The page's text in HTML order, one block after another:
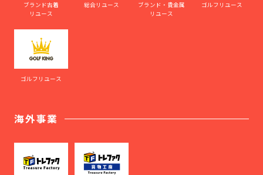
ブランド古着
リユース
総合リユース
ブランド・貴金属
リユース
ゴルフリユース
ゴルフリユース
海外事業